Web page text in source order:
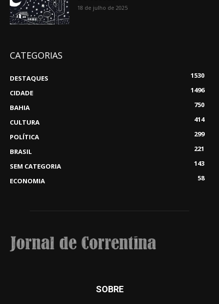
18 de julho de 2025
CATEGORIAS
DESTAQUES
1530
CIDADE
1496
BAHIA
750
CULTURA
414
POLÍTICA
299
BRASIL
221
SEM CATEGORIA
143
ECONOMIA
58
SOBRE